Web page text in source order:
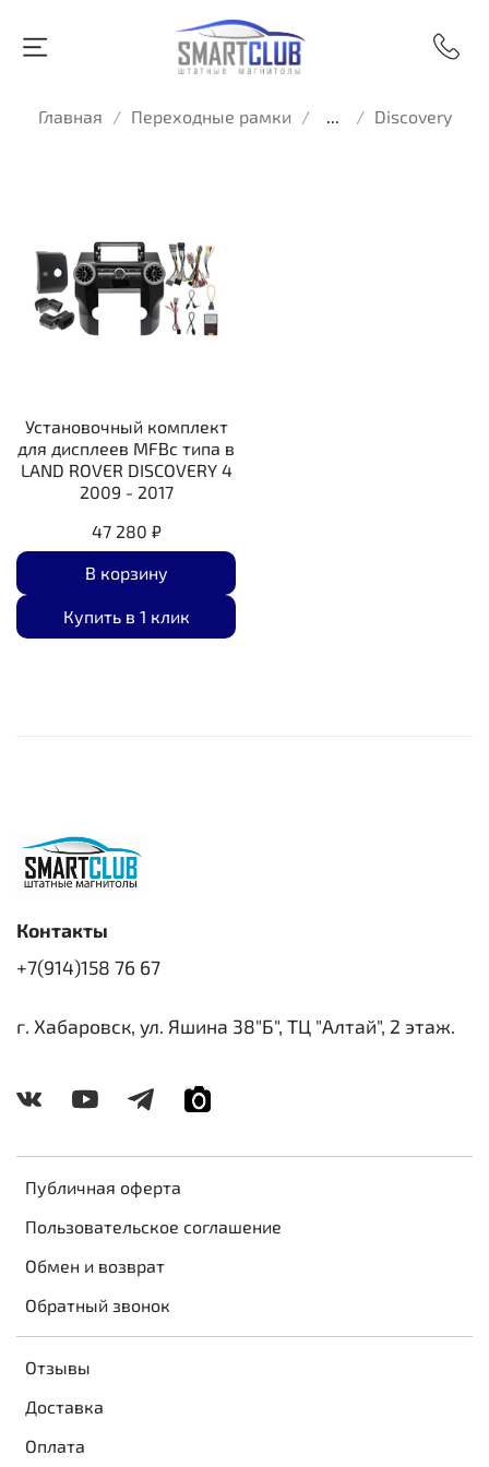
Главная Переходные рамки ... Discovery
Установочный комплект
для дисплеев MFBc типа в
LAND ROVER DISCOVERY 4
2009 - 2017
47 280 ₽
В корзину
Купить в 1 клик
Публичная оферта
Пользовательское соглашение
Обмен и возврат
Обратный звонок
Отзывы
Доставка
Оплата
Контакты
+7(914)158 76 67
г. Хабаровск, ул. Яшина 38"Б", ТЦ "Алтай", 2 этаж.